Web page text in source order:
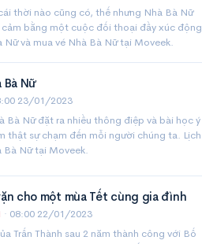
thời nào cũng có, thế nhưng Nhà Bà Nữ
bằng một cuộc đối thoại đầy xúc động
và mua vé Nhà Bà Nữ tại Moveek.
Nữ
23/01/2023
Bà Nữ đặt ra nhiều thông điệp và bài học ý
thật sự chạm đến mỗi người chúng ta. Lịch
Bà Nữ tại Moveek.
cho một mùa Tết cùng gia đình
· 08:00 22/01/2023
Trấn Thành sau 2 năm thành công với Bố